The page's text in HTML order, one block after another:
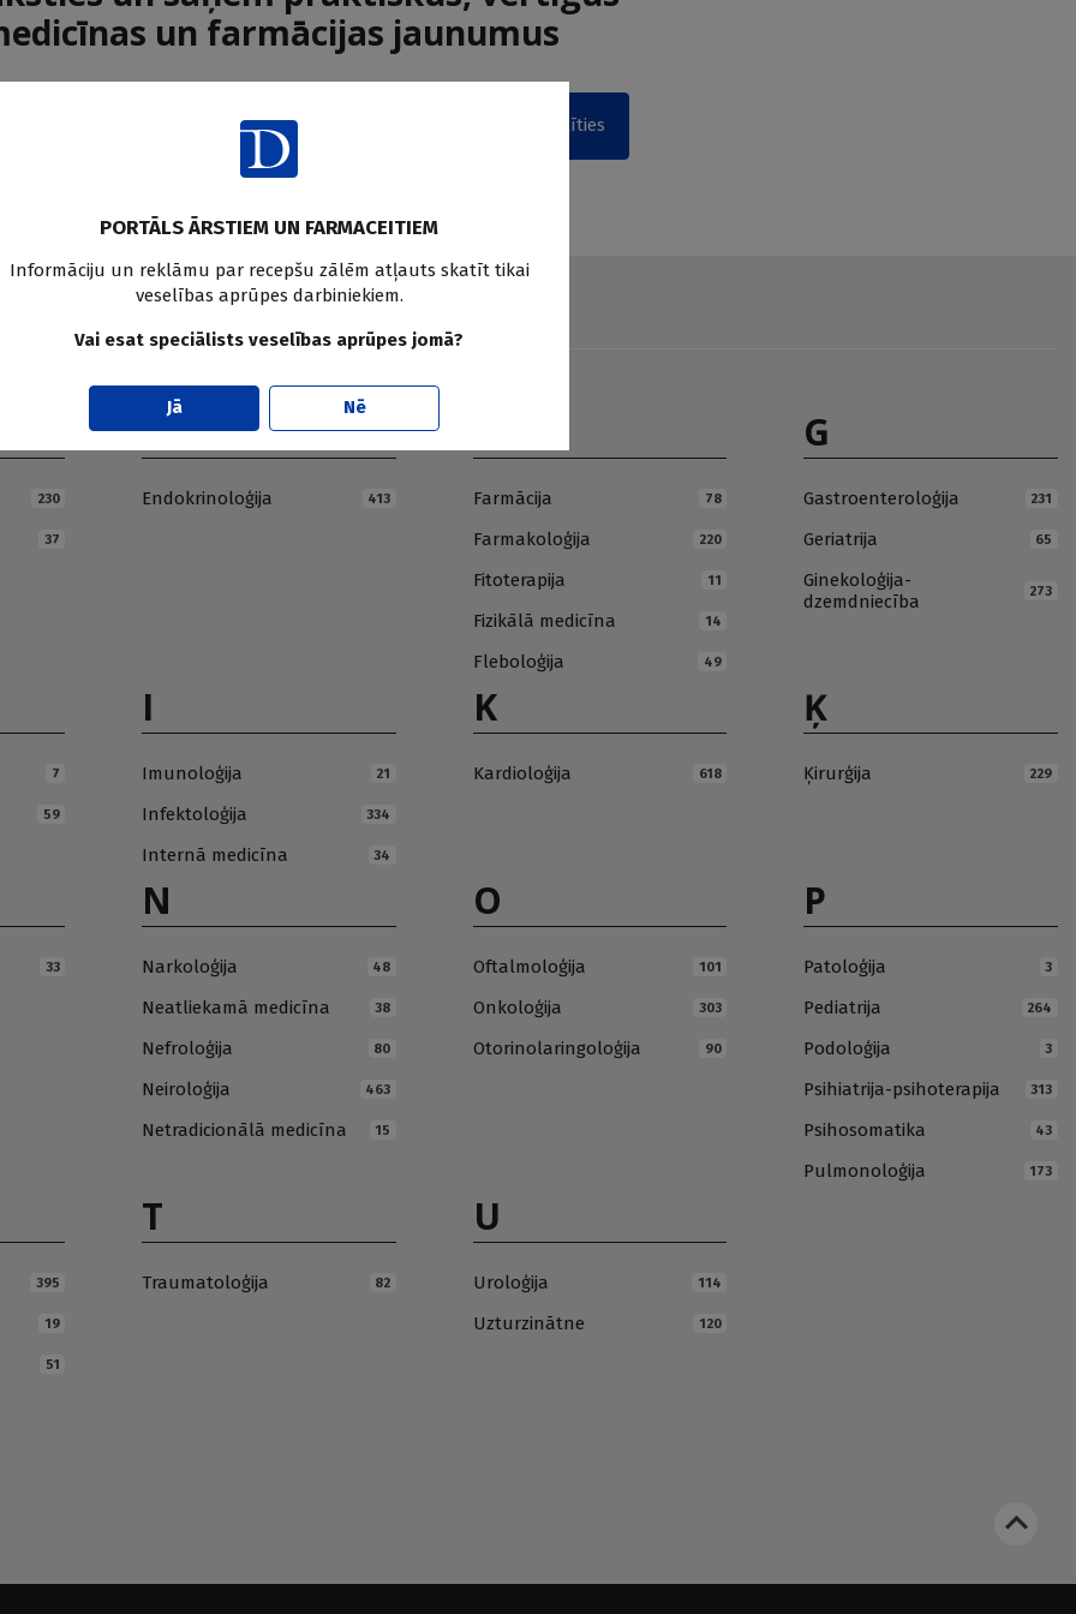
un farmācijas jaunumus
Pierakstīties
230
37
E
Endokrinoloģija 413 Farmācija 78
Farmakoloģija 220
Fitoterapija 11
Fizikālā medicīna 14
Fleboloģija 49
G
Gastroenteroloģija 231
Geriatrija 65
Ginekoloģija-
dzemdniecība
273
7
59
I
Imunoloģija 21
Infektoloģija 334
Internā medicīna 34
K
Kardioloģija 618
Ķ
Ķirurģija 229
33
N
Narkoloģija 48
Neatliekamā medicīna 38
Nefroloģija 80
Neiroloģija 463
Netradicionālā medicīna 15
O
Oftalmoloģija 101
Onkoloģija 303
Otorinolaringoloģija 90
P
Patoloģija 3
Pediatrija 264
Podoloģija 3
Psihiatrija-psihoterapija 313
Psihosomatika 43
Pulmonoloģija 173
395
19
51
T
Traumatoloģija 82
U
Uroloģija 114
Uzturzinātne 120
PORTĀLS ĀRSTIEM UN FARMACEITIEM
Informāciju un reklāmu par recepšu zālēm atļauts skatīt tikai
veselības aprūpes darbiniekiem.
Vai esat speciālists veselības aprūpes jomā?
Jā Nē